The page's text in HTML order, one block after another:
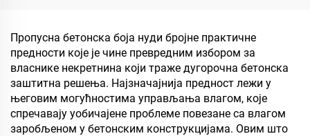
складиштење,
резервоар за уље,
складиште житарица,
транспорт и спољне
објекте, и апликације за
животне стилове
Пропусна бетонска боја нуди бројне практичне
предности које је чине превредним избором за
власнике некретнина који траже дугорочна бетонска
заштитна решења. Најзначајнија предност лежи у
његовим могућностима управљања влагом, које
спречавају уобичајене проблеме повезане са влагом
заробљеном у бетонским конструкцијама. Овим што